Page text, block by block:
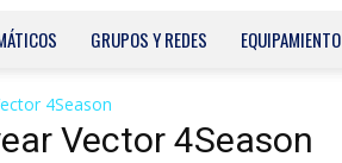
GRUPOS Y REDES EQUIPAMIENTO
4Season
Vector 4Season